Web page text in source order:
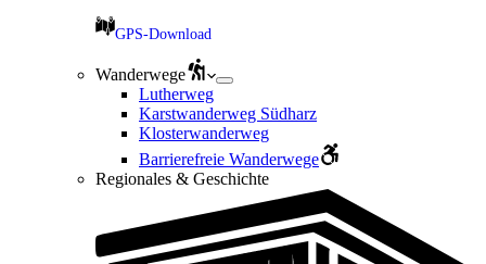
GPS-Download
Wanderwege
Lutherweg
Karstwanderweg Südharz
Klosterwanderweg
Barrierefreie Wanderwege
Regionales & Geschichte